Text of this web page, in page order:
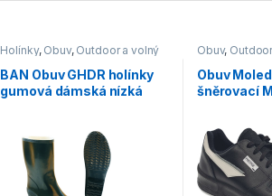
Holínky, Obuv, Outdoor a volný
BAN Obuv GHDR holínky
gumová dámská nízká
Obuv,
Vycházková
Obuv
šněrovací